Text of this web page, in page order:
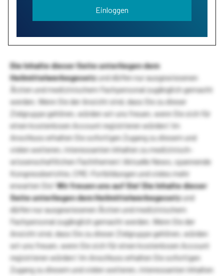
Einloggen
Die Inhalte dieser Seite unterliegen dem
Heilmittelwerbegesetzund dürfen nur ausgewiesenen
Ärzten und medizinischem Fachpersonal zugänglich gemacht
werden. Wenn Sie der Ansicht sind, dass Sie zu dieser
Zielgruppe gehören, würden wir uns freuen, wenn Sie sich für
einen kostenlosen Account registrieren würden! Im
Anschluss erhalten Sie sofortigen Zugang zu diesem und
vielen weiteren, interessanten Inhalten zu medizinisch-
wissenschaftlichen Fachthemen! Aktuelle News, spannende
Kongressberichte, CME-Fortbildungen und vieles mehr
erwarten Sie!Wir freuen uns auf Sie!Die Inhalte dieser
Seite unterliegen dem Heilmittelwerbegesetzund
dürfen nur ausgewiesenen Ärzten und medizinischem
Fachpersonal zugänglich gemacht werden. Wenn Sie der
Ansicht sind, dass Sie zu dieser Zielgruppe gehören, würden
wir uns freuen, wenn Sie sich für einen kostenlosen Account
registrieren würden! Im Anschluss erhalten Sie sofortigen
Zugang zu diesem und vielen weiteren, interessanten Inhalten